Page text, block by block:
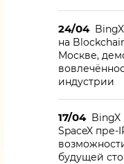
24/04
на
Москве,
индустрии
17/04 BingX
SpaceX
будущей